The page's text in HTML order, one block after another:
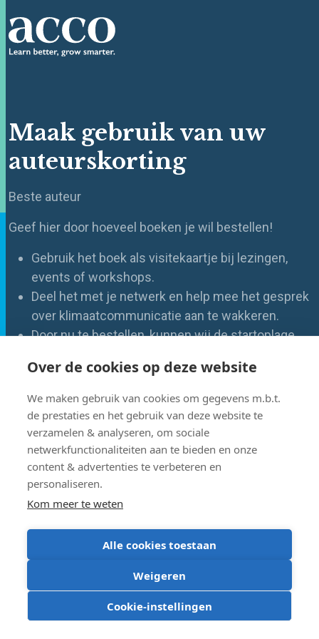
Maak gebruik van uw
auteurskorting
Beste auteur
Geef hier door hoeveel boeken je wil bestellen!
Gebruik het boek als visitekaartje bij lezingen,
events of workshops.
Deel het met je netwerk en help mee het gesprek
over klimaatcommunicatie aan te wakkeren.
Door nu te bestellen, kunnen wij de startoplage
exemplaren je graag wil aankopen via dit formulier.
Over de cookies op deze website
We maken gebruik van cookies om gegevens m.b.t.
de prestaties en het gebruik van deze website te
verzamelen & analyseren, om sociale
netwerkfunctionaliteiten aan te bieden en onze
content & advertenties te verbeteren en
personaliseren.
Kom meer te weten
Alle cookies toestaan
Weigeren
Cookie-instellingen